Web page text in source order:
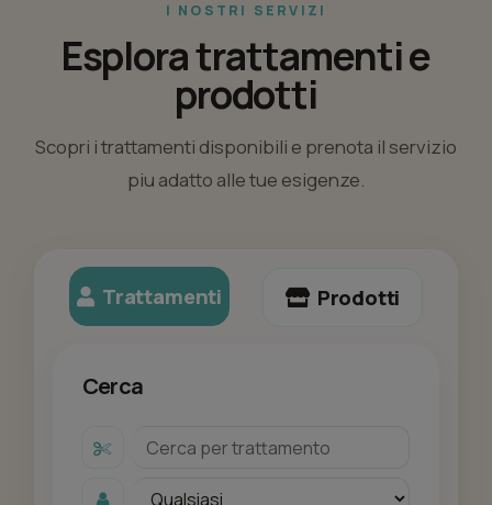
I NOSTRI SERVIZI
Esplora trattamenti e
prodotti
Scopri i trattamenti disponibili e prenota il servizio
piu adatto alle tue esigenze.
Trattamenti Prodotti
Cerca